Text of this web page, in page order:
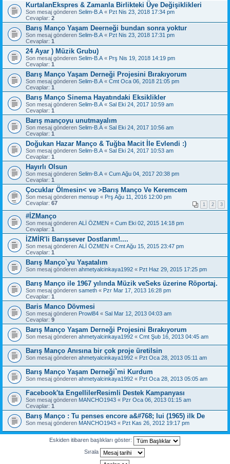
KurtalanEkspres & Zamanla Birlikteki Üye Değişiklikleri
Son mesaj gönderen Selim-B.A « Pzt Nis 23, 2018 17:34 pm
Cevaplar: 2
Barış Manço Yaşam Deerneği bundan sonra yoktur
Son mesaj gönderen Selim-B.A « Pzt Nis 23, 2018 17:31 pm
Cevaplar: 1
24 Ayar ) Müzik Grubu)
Son mesaj gönderen Selim-B.A « Prş Nis 19, 2018 14:19 pm
Cevaplar: 1
Barış Manço Yaşam Derneği Projesini Bırakıyorum
Son mesaj gönderen Selim-B.A « Cmt Oca 06, 2018 21:05 pm
Cevaplar: 1
Barış Manço Sinema Hayatındaki Eksiklikler
Son mesaj gönderen Selim-B.A « Sal Eki 24, 2017 10:59 am
Cevaplar: 1
Barış mançoyu unutmayalım
Son mesaj gönderen Selim-B.A « Sal Eki 24, 2017 10:56 am
Cevaplar: 1
Doğukan Hazar Manço & Tuğba Macit İle Evlendi :)
Son mesaj gönderen Selim-B.A « Sal Eki 24, 2017 10:53 am
Cevaplar: 1
Hayırlı Olsun
Son mesaj gönderen Selim-B.A « Cum Ağu 04, 2017 20:38 pm
Cevaplar: 1
Çocuklar Ölmesin< ve >Barış Manço Ve Keremcem
Son mesaj gönderen mensup « Prş Ağu 11, 2016 12:00 pm
Cevaplar: 67 1 2 3
#İZManço
Son mesaj gönderen ALİ ÖZMEN « Cum Eki 02, 2015 14:18 pm
Cevaplar: 1
İZMİR'li Barışsever Dostlarım!....
Son mesaj gönderen ALİ ÖZMEN « Cmt Ağu 15, 2015 23:47 pm
Cevaplar: 1
Barış Manço`yu Yaşatalım
Son mesaj gönderen ahmetyalcinkaya1992 « Pzt Haz 29, 2015 17:25 pm
Barış Manço ile 1967 yılında Müzik veSeks üzerine Röportaj.
Son mesaj gönderen sameth « Pzr Mar 17, 2013 16:28 pm
Cevaplar: 1
Baris Manco Dövmesi
Son mesaj gönderen Prowl84 « Sal Mar 12, 2013 04:03 am
Cevaplar: 9
Barış Manço Yaşam Derneği Projesini Bırakıyorum
Son mesaj gönderen ahmetyalcinkaya1992 « Cmt Şub 16, 2013 04:45 am
Barış Manço Anısına bir çok proje üretilsin
Son mesaj gönderen ahmetyalcinkaya1992 « Pzt Oca 28, 2013 05:11 am
Barış Manço Yaşam Derneği`mi Kurdum
Son mesaj gönderen ahmetyalcinkaya1992 « Pzt Oca 28, 2013 05:05 am
Facebook'ta EngellilerResimli Destek Kampanyası
Son mesaj gönderen MANCHO1943 « Pzr Oca 06, 2013 01:15 am
Cevaplar: 1
Barış Manço : Tu penses encore a&#768; lui (1965) ilk De
Son mesaj gönderen MANCHO1943 « Pzt Kas 26, 2012 19:17 pm
Eskiden itibaren başlıkları göster:
Sırala